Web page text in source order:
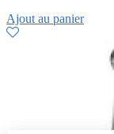
Ajout au panier